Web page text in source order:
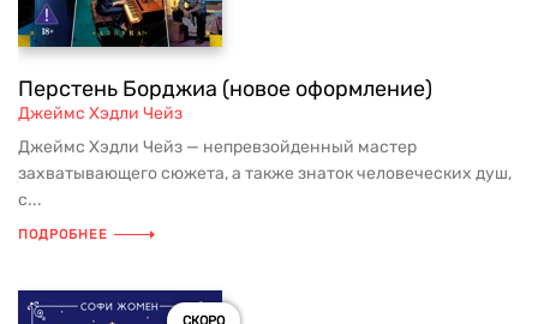
Перстень Борджиа (новое оформление)
Джеймс Хэдли Чейз
Джеймс Хэдли Чейз — непревзойденный мастер
захватывающего сюжета, а также знаток человеческих душ,
с...
ПОДРОБНЕЕ